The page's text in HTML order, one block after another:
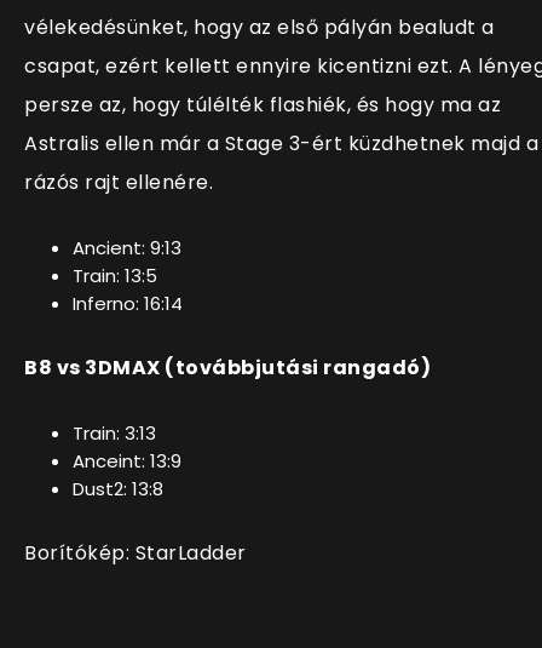
vélekedésünket, hogy az első pályán bealudt a
csapat, ezért kellett ennyire kicentizni ezt. A
persze az, hogy túlélték flashiék, és hogy ma az
Astralis ellen már a Stage 3-ért küzdhetnek majd a
rázós rajt ellenére.
Ancient: 9:13
Train: 13:5
Inferno: 16:14
B8 vs 3DMAX (továbbjutási rangadó)
Train: 3:13
Anceint: 13:9
Dust2: 13:8
Borítókép: StarLadder